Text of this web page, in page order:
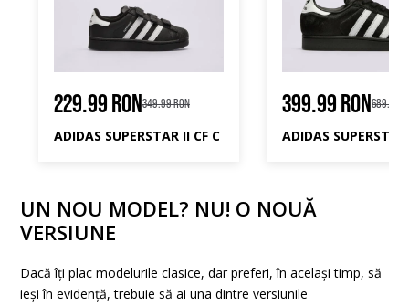
229.99 RON349.99 RON
ADIDAS SUPERSTAR II CF C
399.99 RON689.99
ADIDAS
UN NOU MODEL? NU! O NOUĂ
VERSIUNE
Dacă îți plac modelurile clasice, dar preferi, în același timp, să
ieși în evidență, trebuie să ai una dintre versiunile